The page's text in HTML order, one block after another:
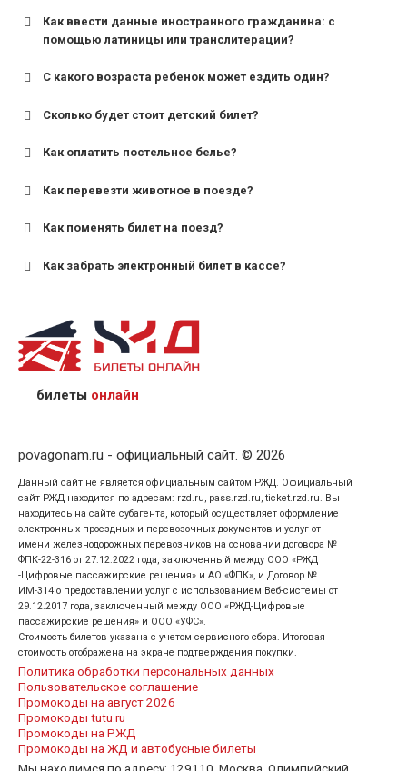
Как ввести данные иностранного гражданина: с
помощью латиницы или транслитерации?
С какого возраста ребенок может ездить один?
для поездов дальнего следования — от 10 лет и
для пригородных поездов — от 7 лет.
Сколько будет стоит детский билет?
Как оплатить постельное белье?
Как перевезти животное в поезде?
Как поменять билет на поезд?
Как забрать электронный билет в кассе?
назвав кассиру 14-значный номер заказа;
предъявив удостоверение личности пассажира, на
кого оформлен билет.
билеты онлайн
povagonam.ru - официальный сайт. © 2026
Данный сайт не является официальным сайтом РЖД. Официальный
сайт РЖД находится по адресам: rzd.ru, pass.rzd.ru, ticket.rzd.ru. Вы
находитесь на сайте субагента, который осуществляет оформление
электронных проездных и перевозочных документов и услуг от
имени железнодорожных перевозчиков на основании договора №
ФПК-22-316 от 27.12.2022 года, заключенный между ООО «РЖД
-Цифровые пассажирские решения» и АО «ФПК», и Договор №
ИМ-314 о предоставлении услуг с использованием Веб-системы от
29.12.2017 года, заключенный между ООО «РЖД-Цифровые
пассажирские решения» и ООО «УФС».
Стоимость билетов указана с учетом сервисного сбора. Итоговая
стоимость отображена на экране подтверждения покупки.
Политика обработки персональных данных
Пользовательское соглашение
Промокоды на август 2026
Промокоды tutu.ru
Промокоды на РЖД
Промокоды на ЖД и автобусные билеты
Мы находимся по адресу: 129110, Москва, Олимпийский